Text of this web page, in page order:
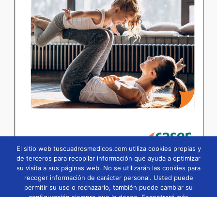
Página1/49 Zoom100%
El sitio web tuscuadrosmedicos.com utiliza cookies propias y
de terceros para recopilar información que ayuda a optimizar
su visita a sus páginas web. No se utilizarán las cookies para
recoger información de carácter personal. Usted puede
permitir su uso o rechazarlo, también puede cambiar su